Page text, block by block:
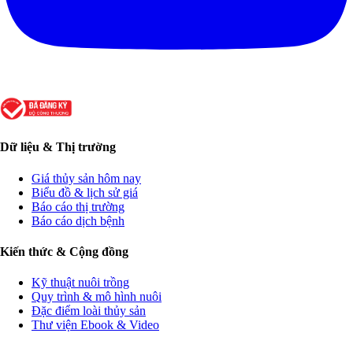
Dữ liệu & Thị trường
Giá thủy sản hôm nay
Biểu đồ & lịch sử giá
Báo cáo thị trường
Báo cáo dịch bệnh
Kiến thức & Cộng đồng
Kỹ thuật nuôi trồng
Quy trình & mô hình nuôi
Đặc điểm loài thủy sản
Thư viện Ebook & Video